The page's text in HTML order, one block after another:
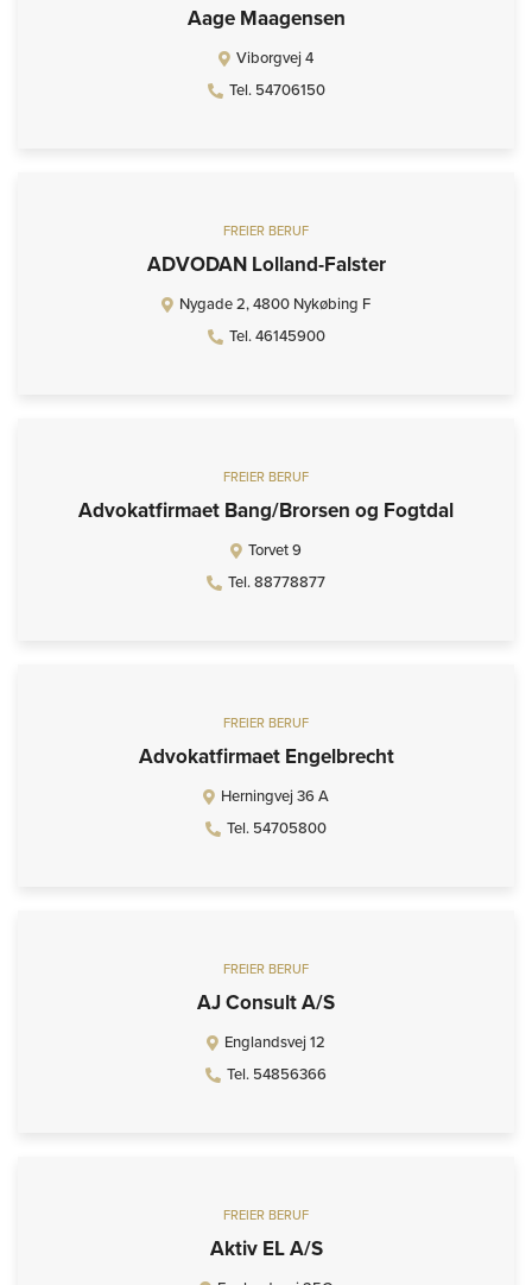
Aage Maagensen
Viborgvej 4
Tel. 54706150
FREIER BERUF
ADVODAN Lolland-Falster
Nygade 2, 4800 Nykøbing F
Tel. 46145900
FREIER BERUF
Advokatfirmaet Bang/Brorsen og Fogtdal
Torvet 9
Tel. 88778877
FREIER BERUF
Advokatfirmaet Engelbrecht
Herningvej 36 A
Tel. 54705800
FREIER BERUF
AJ Consult A/S
Englandsvej 12
Tel. 54856366
FREIER BERUF
Aktiv EL A/S